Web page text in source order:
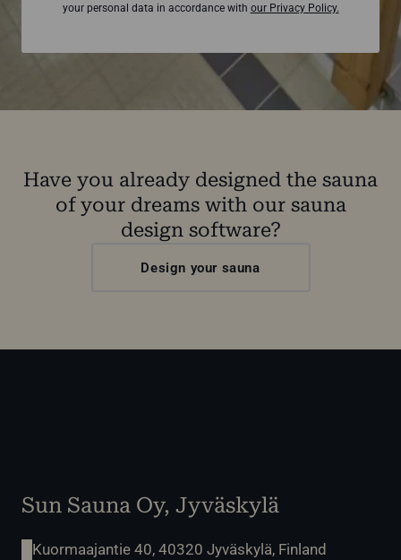
your personal data in accordance with our Privacy Policy.
Have you already designed the sauna
of your dreams with our sauna
design software?
Design your sauna
Sun Sauna Oy, Jyväskylä
Kuormaajantie 40, 40320 Jyväskylä, Finland